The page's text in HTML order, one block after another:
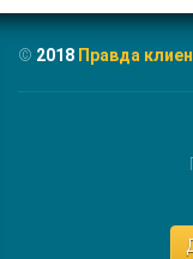
© 2018 Правда